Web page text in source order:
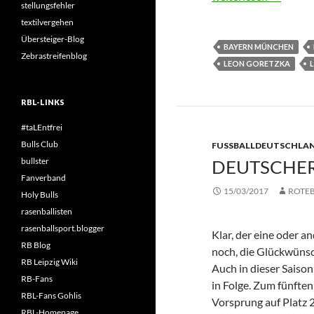
BAYERN MÜNCHEN
LEON GORETZKA
15/03/2017
Klar, der eine oder
noch, die
Auch in dieser
in Folge. Zum
Vorsprung auf Platz
stellungsfehler
textilvergehen
Übersteiger-Blog
Zebrastreifenblog
RBL-LINKS
#taLEntfrei
Bulls Club
bullster
Fanverband
Holy Bulls
rasenballisten
rasenballsport.blogger
RB Blog
RB Leipzig Wiki
RB-Fans
RBL-Fans Gohlis